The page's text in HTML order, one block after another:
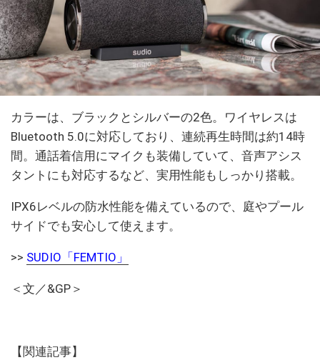
カラーは、ブラックとシルバーの2色。ワイヤレスは
Bluetooth 5.0に対応しており、連続再生時間は約14時
間。通話着信用にマイクも装備していて、音声アシス
タントにも対応するなど、実用性能もしっかり搭載。
IPX6レベルの防水性能を備えているので、庭やプール
サイドでも安心して使えます。
>> SUDIO「FEMTIO」
＜文／&GP＞
【関連記事】